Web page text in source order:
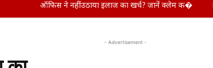
ऑफिस ने नहीं उठाया इलाज का खर्च? जानें क्लेम क� RBI ने
- Advertisement -